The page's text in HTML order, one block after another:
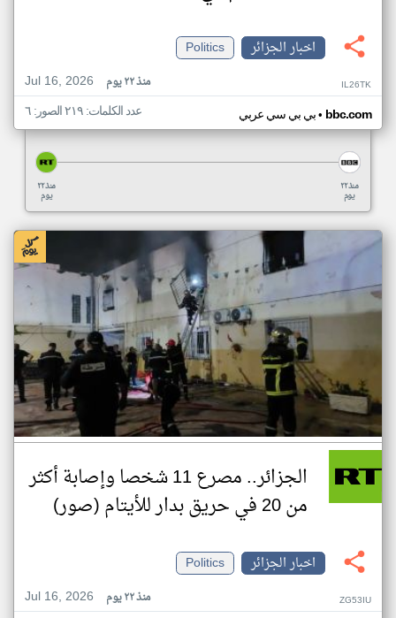
اخبار الجزائر
Politics
Jul 16, 2026
منذ ٢٢ يوم IL26TK
بي بي سي عربي• bbc.com عدد الكلمات: ٢١٩ الصور: ٦
منذ ٢٢
يوم
منذ ٢٢
يوم
الجزائر.. مصرع 11 شخصا وإصابة أكثر
من 20 في حريق بدار للأيتام (صور)
اخبار الجزائر
Politics
Jul 16, 2026
منذ ٢٢ يوم ZG53IU